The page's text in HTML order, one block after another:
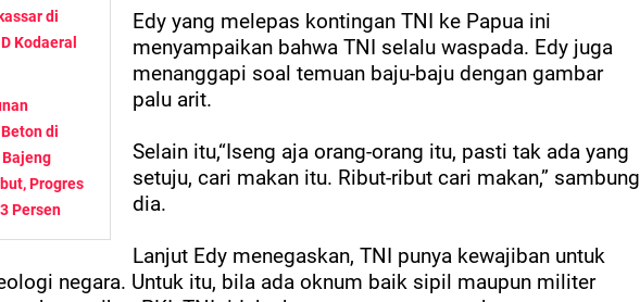
di
Kodaeral
di
Progres
Persen
Edy yang melepas kontingan TNI ke Papua ini
menyampaikan bahwa TNI selalu waspada. Edy juga
menanggapi soal temuan baju-baju dengan gambar
palu arit.
Selain itu,“Iseng aja orang-orang itu, pasti tak ada yang
setuju, cari makan itu. Ribut-ribut cari makan,” sambung
dia.
Lanjut Edy menegaskan, TNI punya kewajiban untuk
negara. Untuk itu, bila ada oknum baik sipil maupun militer